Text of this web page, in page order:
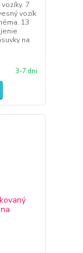
7
vozík
13
na
3-7 dni